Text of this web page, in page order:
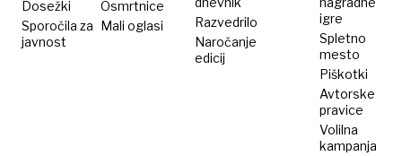
Dosežki
Sporočila za
javnost
Osmrtnice
Mali oglasi
Razvedrilo
Naročanje
edicij
igre
Spletno
mesto
Piškotki
Avtorske
pravice
Volilna
kampanja